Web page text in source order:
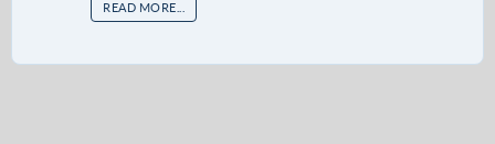
READ MORE...